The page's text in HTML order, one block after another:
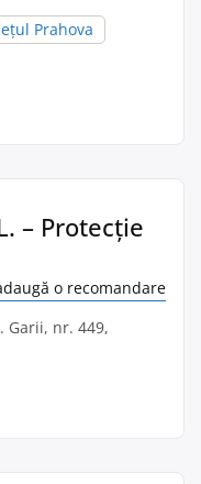
Prahova
– Protecție
o recomandare
Garii, nr. 449,